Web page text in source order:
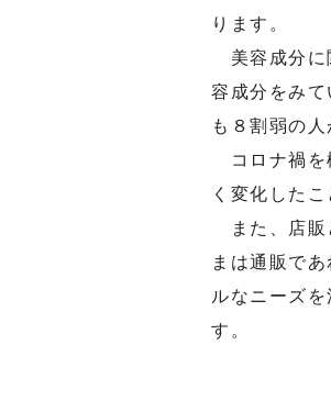
ります。
美容成分に
容成分をみ
も８割弱の
コロナ禍を
く変化した
また、店販
まは通販で
ルなニーズ
す。